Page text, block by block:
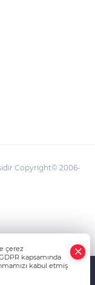
Copyright© 2006-
çerez
kapsamında
kabul etmiş